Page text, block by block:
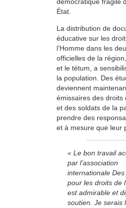
État.
La distribution de
éducative sur les
l’Homme dans les
officielles de la
et le tétum, a
la population. Des
deviennent
émissaires des droits
et des soldats de la
prendre des
et à mesure que leur
« Le bon travail
par l’association
internationale
pour les droits de
est admirable et
soutien. Je serais